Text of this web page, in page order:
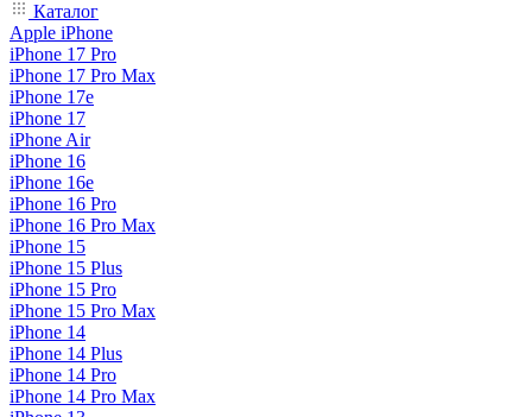
Каталог
Apple iPhone
iPhone 17 Pro
iPhone 17 Pro Max
iPhone 17e
iPhone 17
iPhone Air
iPhone 16
iPhone 16e
iPhone 16 Pro
iPhone 16 Pro Max
iPhone 15
iPhone 15 Plus
iPhone 15 Pro
iPhone 15 Pro Max
iPhone 14
iPhone 14 Plus
iPhone 14 Pro
iPhone 14 Pro Max